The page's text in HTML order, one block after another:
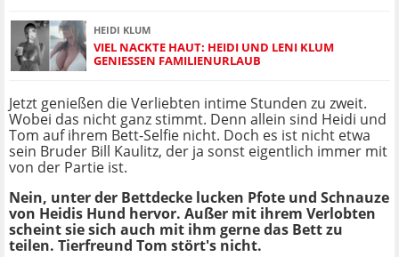
HEIDI KLUM
VIEL NACKTE HAUT: HEIDI UND LENI KLUM
GENIESSEN FAMILIENURLAUB
Jetzt genießen die Verliebten intime Stunden zu zweit.
Wobei das nicht ganz stimmt. Denn allein sind Heidi und
Tom auf ihrem Bett-Selfie nicht. Doch es ist nicht etwa
sein Bruder Bill Kaulitz, der ja sonst eigentlich immer mit
von der Partie ist.
Nein, unter der Bettdecke lucken Pfote und Schnauze
von Heidis Hund hervor. Außer mit ihrem Verlobten
scheint sie sich auch mit ihm gerne das Bett zu
teilen. Tierfreund Tom stört's nicht.